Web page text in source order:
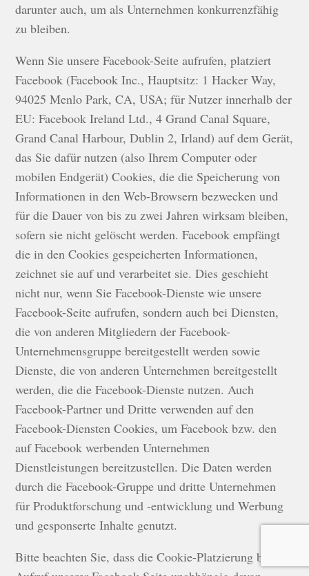
darunter auch, um als Unternehmen konkurrenzfähig
zu bleiben.
Wenn Sie unsere Facebook-Seite aufrufen, platziert
Facebook (Facebook Inc., Hauptsitz: 1 Hacker Way,
94025 Menlo Park, CA, USA; für Nutzer innerhalb der
EU: Facebook Ireland Ltd., 4 Grand Canal Square,
Grand Canal Harbour, Dublin 2, Irland) auf dem Gerät,
das Sie dafür nutzen (also Ihrem Computer oder
mobilen Endgerät) Cookies, die die Speicherung von
Informationen in den Web-Browsern bezwecken und
für die Dauer von bis zu zwei Jahren wirksam bleiben,
sofern sie nicht gelöscht werden. Facebook empfängt
die in den Cookies gespeicherten Informationen,
zeichnet sie auf und verarbeitet sie. Dies geschieht
nicht nur, wenn Sie Facebook-Dienste wie unsere
Facebook-Seite aufrufen, sondern auch bei Diensten,
die von anderen Mitgliedern der Facebook-
Unternehmensgruppe bereitgestellt werden sowie
Dienste, die von anderen Unternehmen bereitgestellt
werden, die die Facebook-Dienste nutzen. Auch
Facebook-Partner und Dritte verwenden auf den
Facebook-Diensten Cookies, um Facebook bzw. den
auf Facebook werbenden Unternehmen
Dienstleistungen bereitzustellen. Die Daten werden
durch die Facebook-Gruppe und dritte Unternehmen
für Produktforschung und -entwicklung und Werbung
und gesponserte Inhalte genutzt.
Bitte beachten Sie, dass die Cookie-Platzierung bei